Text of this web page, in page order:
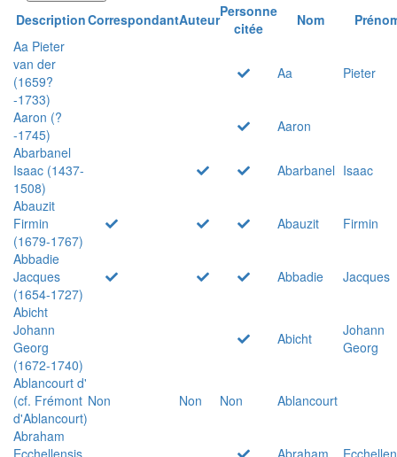
DescriptionCorrespondantAuteurPersonne
citée
Nom
Aa Pieter
van der
(1659?
-1733)
Aa Pieter
Aaron (?
-1745)
Aaron
Abarbanel
Isaac (1437-
1508)
Abarbanel Isaac
Abauzit
Firmin
(1679-1767)
Abauzit
Firmin
Abbadie
Jacques
(1654-1727)
Abbadie
Jacques
Abicht
Johann
Georg
(1672-1740)
Abicht
Johann
Georg
Ablancourt d'
(cf. Frémont
d'Ablancourt)
Non Non Non
Ablancourt
Abraham
Ecchellensis
Abraham